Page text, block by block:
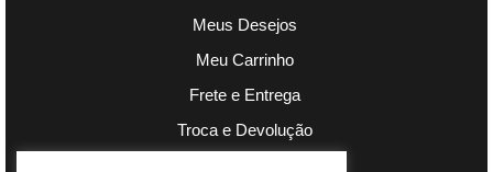
Meus Desejos
Meu Carrinho
Frete e Entrega
Troca e Devolução